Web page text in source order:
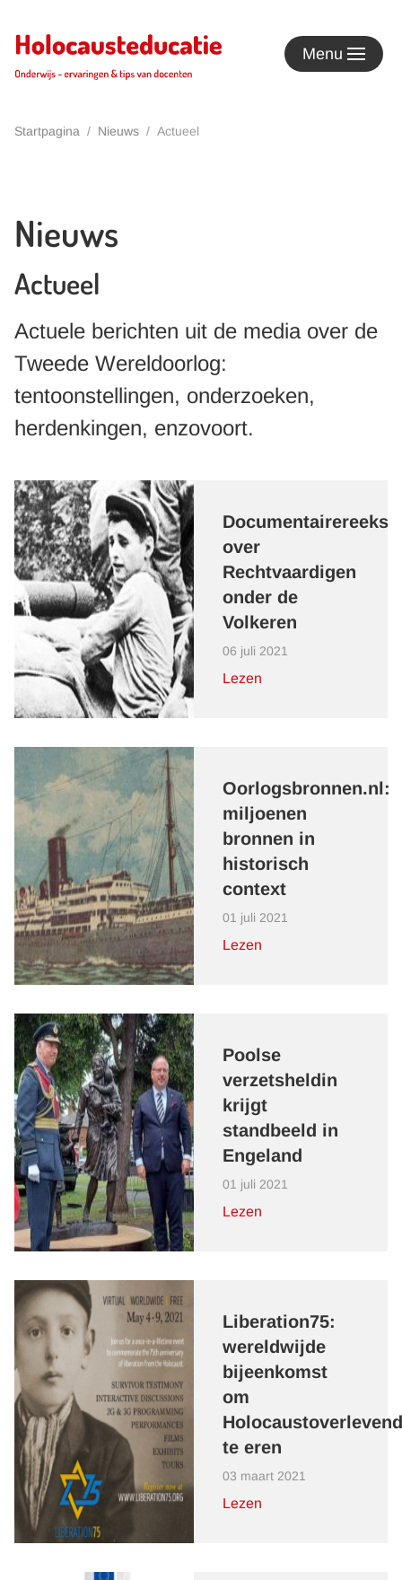
Terug naar hoofdinhoud Menu
Startpagina Nieuws Actueel
Nieuws
Actueel
Actuele berichten uit de media over de
Tweede Wereldoorlog:
tentoonstellingen, onderzoeken,
herdenkingen, enzovoort.
Documentairereeks
over
Rechtvaardigen
onder de
Volkeren
06 juli 2021
Lezen
Oorlogsbronnen.nl:
miljoenen
bronnen in
historisch
context
01 juli 2021
Lezen
Poolse
verzetsheldin
krijgt
standbeeld in
Engeland
01 juli 2021
Lezen
Liberation75:
wereldwijde
bijeenkomst
om
te eren
03 maart 2021
Lezen